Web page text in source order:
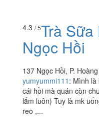
xem thử....
4.3 / 5Trà Sữa
Ngọc Hồi
137 Ngọc Hồi, P.